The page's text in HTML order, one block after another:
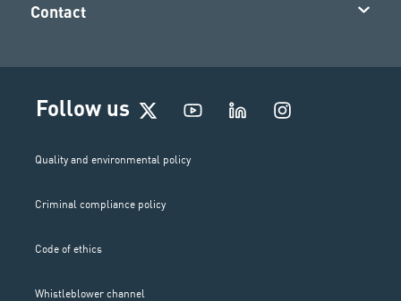
Contact
Follow us
I
n
Quality and environmental policy
Criminal compliance policy
Code of ethics
Whistleblower channel